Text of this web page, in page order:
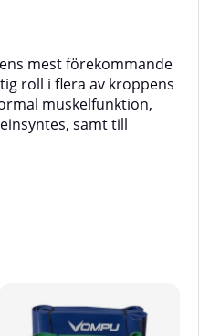
mest förekommande
roll i flera av kroppens
muskelfunktion,
samt till
Magnesium
och utmattning
normal
kroppens behov av